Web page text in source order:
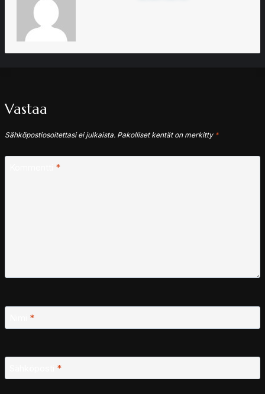
Vastaa
Sähköpostiosoitettasi ei julkaista. Pakolliset kentät on merkitty *
*
*
*